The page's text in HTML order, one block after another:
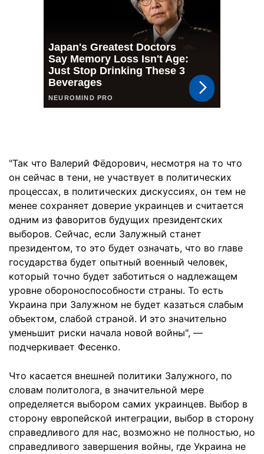
"Так что Валерий Фёдорович, несмотря на то что
он сейчас в тени, не участвует в политических
процессах, в политических дискуссиях, он тем не
менее сохраняет доверие украинцев и считается
одним из фаворитов будущих президентских
выборов. Сейчас, если Залужный станет
президентом, то это будет означать, что во главе
государства будет опытный военный человек,
который точно будет заботиться о надлежащем
уровне обороноспособности страны. То есть
Украина при Залужном не будет казаться слабым
объектом, слабой страной. И это значительно
уменьшит риски начала новой войны", —
подчеркивает Фесенко.
Что касается внешней политики Залужного, по
словам политолога, в значительной мере
определяется выбором самих украинцев. Выбор в
сторону европейской интеграции, выбор в сторону
справедливого для нас, возможно не полностью, но
справедливого завершения войны, где Украина не